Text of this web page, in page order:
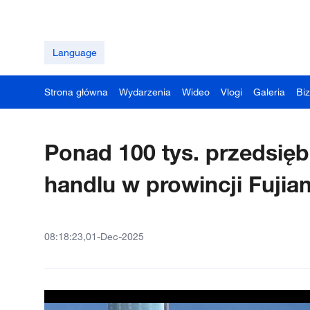
Language
Strona główna Wydarzenia Wideo Vlogi Galeria
Ponad 100 tys.
handlu w prowincji
08:18:23,01-Dec-2025